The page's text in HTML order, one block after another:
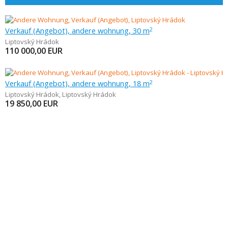
Verkauf (Angebot), andere wohnung, 30 m2
Liptovský Hrádok
110 000,00 EUR
Verkauf (Angebot), andere wohnung, 18 m2
Liptovský Hrádok, Liptovský Hrádok
19 850,00 EUR